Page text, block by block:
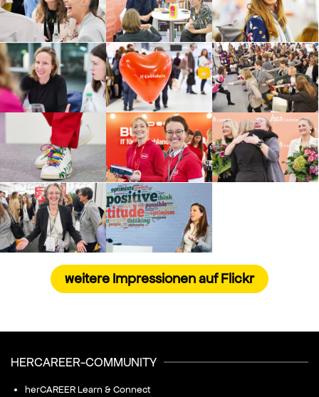
weitere Impressionen auf Flickr
HERCAREER-COMMUNITY
herCAREER Learn & Connect